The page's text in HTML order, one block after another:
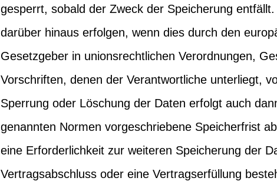
gesperrt, sobald der Zweck der Speicherung
darüber hinaus erfolgen, wenn dies durch den
Gesetzgeber in unionsrechtlichen Verordnungen,
Vorschriften, denen der Verantwortliche unterliegt,
Sperrung oder Löschung der Daten erfolgt auch
genannten Normen vorgeschriebene Speicherfrist
eine Erforderlichkeit zur weiteren Speicherung der
Vertragsabschluss oder eine Vertragserfüllung